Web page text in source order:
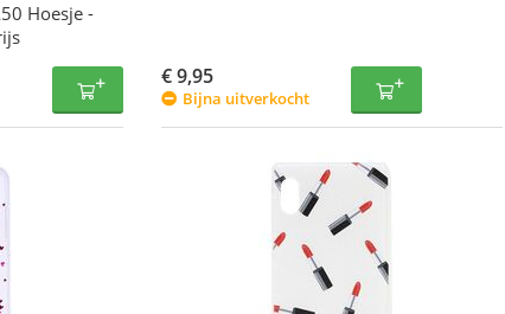
Hoesje -
€9,95
Bijna uitverkocht